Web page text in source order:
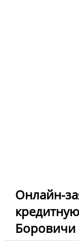
Онлайн-
Боровичи